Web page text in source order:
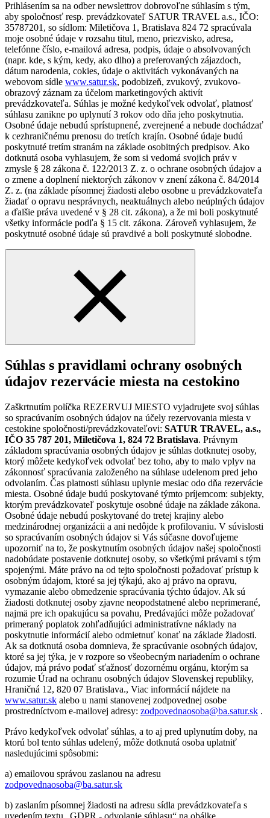
Prihlásením sa na odber newslettrov dobrovoľne súhlasím s tým,
aby spoločnosť resp. prevádzkovateľ SATUR TRAVEL a.s., IČO:
35787201, so sídlom: Miletičova 1, Bratislava 824 72 spracúvala
moje osobné údaje v rozsahu titul, meno, priezvisko, adresa,
telefónne číslo, e-mailová adresa, podpis, údaje o absolvovaných
(napr. kde, s kým, kedy, ako dlho) a preferovaných zájazdoch,
dátum narodenia, cokies, údaje o aktivitách vykonávaných na
webovom sídle www.satur.sk, podobizeň, zvukový, zvukovo-
obrazový záznam za účelom marketingových aktivít
prevádzkovateľa. Súhlas je možné kedykoľvek odvolať, platnosť
súhlasu zanikne po uplynutí 3 rokov odo dňa jeho poskytnutia.
Osobné údaje nebudú sprístupnené, zverejnené a nebude dochádzať
k cezhraničnému prenosu do tretích krajín. Osobné údaje budú
poskytnuté tretím stranám na základe osobitných predpisov. Ako
dotknutá osoba vyhlasujem, že som si vedomá svojich práv v
zmysle § 28 zákona č. 122/2013 Z. z. o ochrane osobných údajov a
o zmene a doplnení niektorých zákonov v znení zákona č. 84/2014
Z. z. (na základe písomnej žiadosti alebo osobne u prevádzkovateľa
žiadať o opravu nesprávnych, neaktuálnych alebo neúplných údajov
a ďalšie práva uvedené v § 28 cit. zákona), a že mi boli poskytnuté
všetky informácie podľa § 15 cit. zákona. Zároveň vyhlasujem, že
poskytnuté osobné údaje sú pravdivé a boli poskytnuté slobodne.
Súhlas s pravidlami ochrany osobných
údajov rezervácie miesta na cestokino
Zaškrtnutím políčka REZERVUJ MIESTO vyjadrujete svoj súhlas
so spracúvaním osobných údajov na účely rezervovania miesta v
cestokine spoločnosti/prevádzkovateľovi: SATUR TRAVEL, a.s.,
IČO 35 787 201, Miletičova 1, 824 72 Bratislava. Právnym
základom spracúvania osobných údajov je súhlas dotknutej osoby,
ktorý môžete kedykoľvek odvolať bez toho, aby to malo vplyv na
zákonnosť spracúvania založeného na súhlase udelenom pred jeho
odvolaním. Čas platnosti súhlasu uplynie mesiac odo dňa rezervácie
miesta. Osobné údaje budú poskytované týmto príjemcom: subjekty,
ktorým prevádzkovateľ poskytuje osobné údaje na základe zákona.
Osobné údaje nebudú poskytované do tretej krajiny alebo
medzinárodnej organizácii a ani nedôjde k profilovaniu. V súvislosti
so spracúvaním osobných údajov si Vás súčasne dovoľujeme
upozorniť na to, že poskytnutím osobných údajov našej spoločnosti
nadobúdate postavenie dotknutej osoby, so všetkými právami s tým
spojenými. Máte právo na od tejto spoločnosti požadovať prístup k
osobným údajom, ktoré sa jej týkajú, ako aj právo na opravu,
vymazanie alebo obmedzenie spracúvania týchto údajov. Ak sú
žiadosti dotknutej osoby zjavne neopodstatnené alebo neprimerané,
najmä pre ich opakujúcu sa povahu, Predávajúci môže požadovať
primeraný poplatok zohľadňujúci administratívne náklady na
poskytnutie informácií alebo odmietnuť konať na základe žiadosti.
Ak sa dotknutá osoba domnieva, že spracúvanie osobných údajov,
ktoré sa jej týka, je v rozpore so všeobecným nariadením o ochrane
údajov, má právo podať sťažnosť dozornému orgánu, ktorým sa
rozumie Úrad na ochranu osobných údajov Slovenskej republiky,
Hraničná 12, 820 07 Bratislava., Viac informácií nájdete na
www.satur.sk alebo u nami stanovenej zodpovednej osobe
prostredníctvom e-mailovej adresy: zodpovednaosoba@ba.satur.sk .
Právo kedykoľvek odvolať súhlas, a to aj pred uplynutím doby, na
ktorú bol tento súhlas udelený, môže dotknutá osoba uplatniť
nasledujúcimi spôsobmi:
a) emailovou správou zaslanou na adresu
zodpovednaosoba@ba.satur.sk
b) zaslaním písomnej žiadosti na adresu sídla prevádzkovateľa s